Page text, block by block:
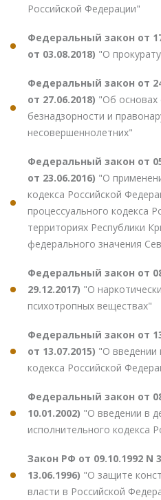
Российской Федерации"
Федеральный закон от
от 03.08.2018) "О
Федеральный закон от
от 27.06.2018) "Об основах
безнадзорности и
несовершеннолетних"
Федеральный закон от
от 23.06.2016) "О
кодекса Российской
процессуального кодекса
территориях Республики
федерального значения
Федеральный закон от
29.12.2017) "О
психотропных веществах"
Федеральный закон от
от 13.07.2015) "О введении
кодекса Российской
Федеральный закон от
10.01.2002) "О введении в
исполнительного кодекса
Закон РФ от 09.10.1992 N
13.06.1996) "О защите
власти в Российской